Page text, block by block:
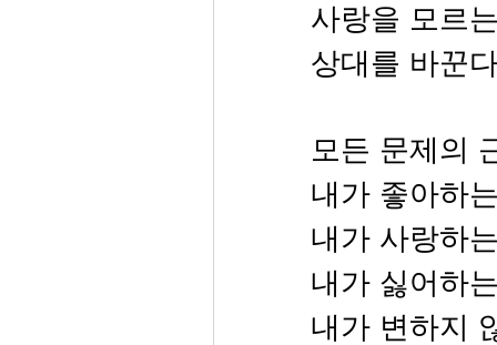
사랑을 모르
상대를 바꾼
모든 문제의
내가 좋아하
내가 사랑하
내가 싫어하
내가 변하지